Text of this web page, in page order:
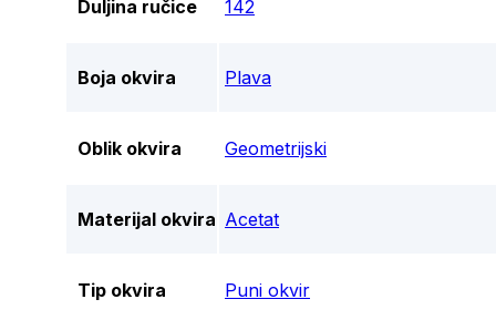
Duljina ručice 142
Boja okvira Plava
Oblik okvira Geometrijski
Materijal okvira Acetat
Tip okvira Puni okvir